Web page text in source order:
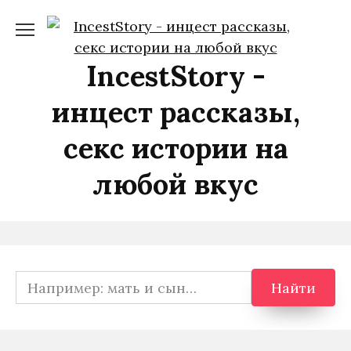
содержанию
IncestStory -
инцест рассказы,
секс истории на
любой вкус
Search
for:
Найти